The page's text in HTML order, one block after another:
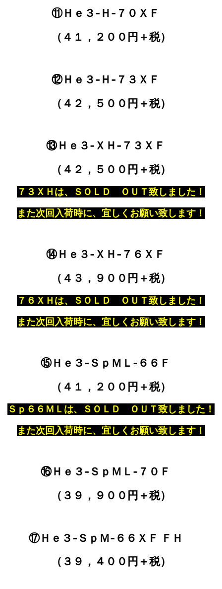
⑪Ｈｅ３‐Ｈ‐７０ＸＦ
（４１，２００円＋税）
⑫Ｈｅ３‐Ｈ‐７３ＸＦ
（４２，５００円＋税）
⑬Ｈｅ３‐ＸＨ‐７３ＸＦ
（４２，５００円＋税）
７３ＸＨは、ＳＯＬＤ ＯＵＴ致しました！
また次回入荷時に、宜しくお願い致します！
⑭Ｈｅ３‐ＸＨ‐７６ＸＦ
（４３，９００円＋税）
７６ＸＨは、ＳＯＬＤ ＯＵＴ致しました！
また次回入荷時に、宜しくお願い致します！
⑮Ｈｅ３‐ＳｐＭＬ‐６６Ｆ
（４１，２００円＋税）
Ｓｐ６６ＭＬは、ＳＯＬＤ ＯＵＴ致しました！
また次回入荷時に、宜しくお願い致します！
⑯Ｈｅ３‐ＳｐＭＬ‐７０Ｆ
（３９，９００円＋税）
⑰Ｈｅ３‐ＳｐＭ‐６６ＸＦ ＦＨ
（３９，４００円＋税）